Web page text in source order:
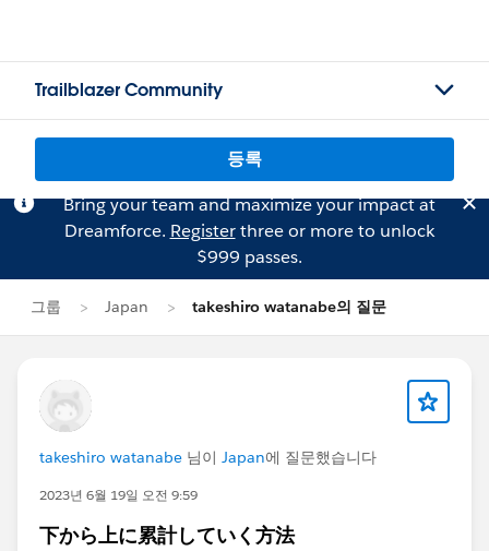
Trailblazer Community
등록
Bring your team and maximize your impact at
Dreamforce. Registerthree or more to unlock
$999 passes.
그룹 Japan takeshiro watanabe의 질문
takeshiro watanabe 님이 Japan에 질문했습니다
2023년 6월 19일 오전 9:59
下から上に累計していく方法